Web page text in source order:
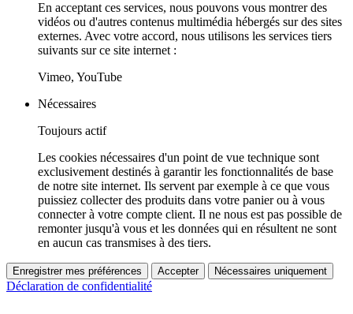
En acceptant ces services, nous pouvons vous montrer des
vidéos ou d'autres contenus multimédia hébergés sur des sites
externes. Avec votre accord, nous utilisons les services tiers
suivants sur ce site internet :
Vimeo, YouTube
Nécessaires
Toujours actif
Les cookies nécessaires d'un point de vue technique sont
exclusivement destinés à garantir les fonctionnalités de base
de notre site internet. Ils servent par exemple à ce que vous
puissiez collecter des produits dans votre panier ou à vous
connecter à votre compte client. Il ne nous est pas possible de
remonter jusqu'à vous et les données qui en résultent ne sont
en aucun cas transmises à des tiers.
Enregistrer mes préférences Accepter Nécessaires uniquement
Déclaration de confidentialité